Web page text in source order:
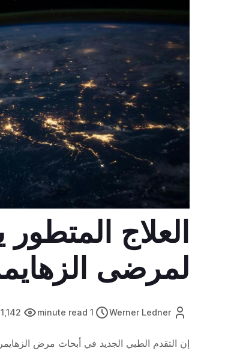
العلاج
لمرضى
Werner Ledner
1 minute read
1,142 Views
إن التقدم الطبي الجديد في أبحاث مرض